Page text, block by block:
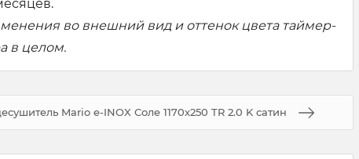
во внешний вид и оттенок цвета таймер-
в целом.
Mario e-INOX Соле 1170х250 TR 2.0 K сатин